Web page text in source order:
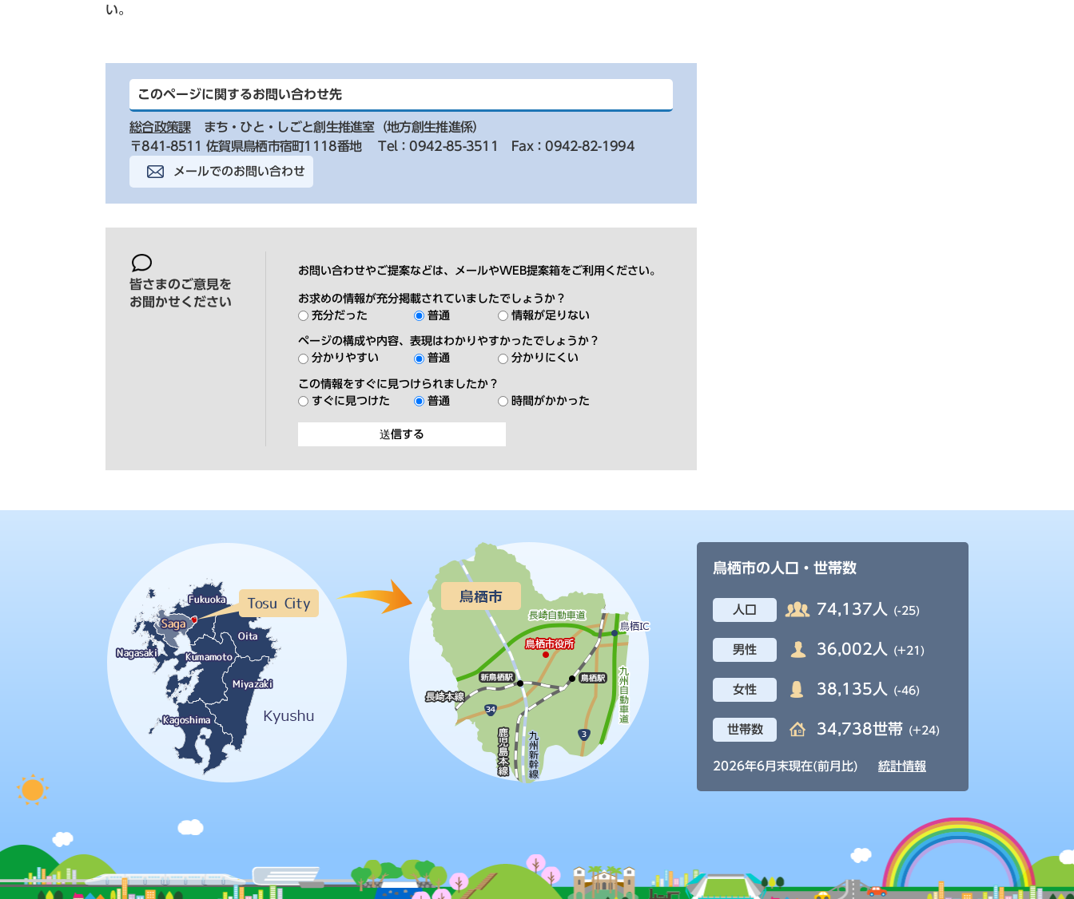
い。
このページに関するお問い合わせ先
総合政策課
まち・ひと・しごと創生推進室（地方創生推進係）
〒841-8511 佐賀県鳥栖市宿町1118番地
Tel：0942-85-3511 Fax：0942-82-1994
メールでのお問い合わせ
皆さまのご意見を
お聞かせください
お問い合わせやご提案などは、メールやWEB提案箱をご利用ください。
お求めの情報が充分掲載されていましたでしょうか？
充分だった
普通 情報が足りない
ページの構成や内容、表現はわかりやすかったでしょうか？
分かりやすい
普通 分かりにくい
この情報をすぐに見つけられましたか？
すぐに見つけた
普通 時間がかかった
鳥栖市の人口・世帯数
人口 74,137人 (-25)
男性 36,002人 (+21)
女性 38,135人 (-46)
世帯数 34,738世帯 (+24)
2026年6月末現在(前月比) 統計情報